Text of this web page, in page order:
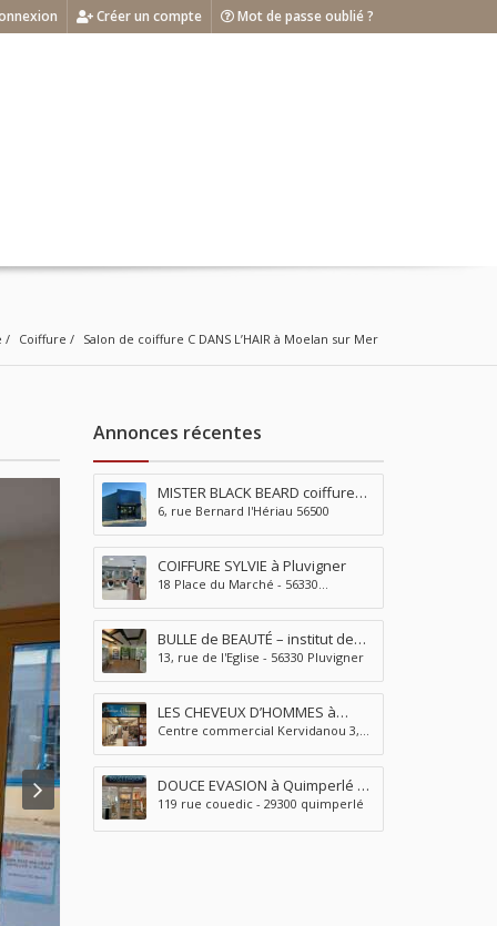
Créer un compte Mot de passe oublié ?
Coiffure Salon de coiffure C DANS L’HAIR à Moelan sur Mer
Annonces récentes
MISTER BLACK BEARD coiffure
homme-barber shop-tatouage-
piercing à Locminé
6, rue Bernard l'Hériau 56500
COIFFURE SYLVIE à Pluvigner
18 Place du Marché - 56330
BULLE de BEAUTÉ – institut de
beauté à Pluvigner
13, rue de l'Eglise - 56330 Pluvigner
LES CHEVEUX D’HOMMES à
Quimperlé
Centre commercial Kervidanou 3,
DOUCE EVASION à Quimperlé –
INSTITUT BEAUTÉ et BIEN ÊTRE
119 rue couedic - 29300 quimperlé